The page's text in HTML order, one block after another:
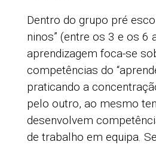
Dentro do grupo pré
ninos” (entre os 3 e os 6
aprendizagem foca-se
competências do
praticando a
pelo outro, ao mesmo
desenvolvem
de trabalho em equipa.